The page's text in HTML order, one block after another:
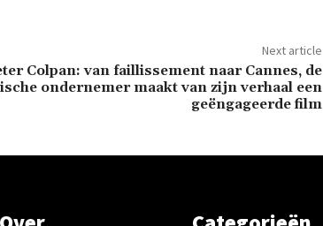
Next article
Colpan: van faillissement naar Cannes, de
ondernemer maakt van zijn verhaal een
geëngageerde film